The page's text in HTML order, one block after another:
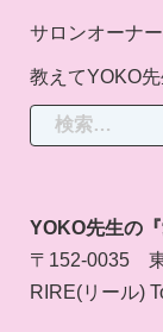
サロンオーナ
教えてYOKO先
索:
YOKO先生の
〒152-0035
RIRE(リール)